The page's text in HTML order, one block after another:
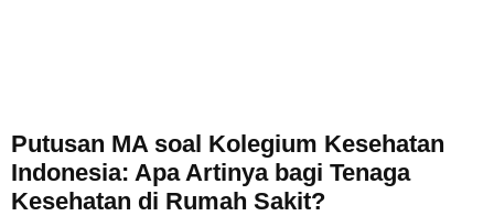
Putusan MA soal Kolegium Kesehatan
Indonesia: Apa Artinya bagi Tenaga
Kesehatan di Rumah Sakit?